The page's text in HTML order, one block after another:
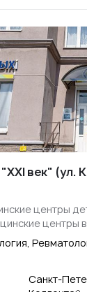
век" (ул.
центры
центры
Санкт-